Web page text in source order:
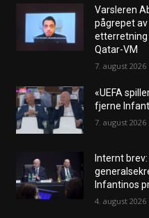
Varsleren
pågrepet
etterretning
Qatar-VM
7. august 2026
«UEFA
fjerne
7. august 2026
Internt
Infantinos
4. august 2026